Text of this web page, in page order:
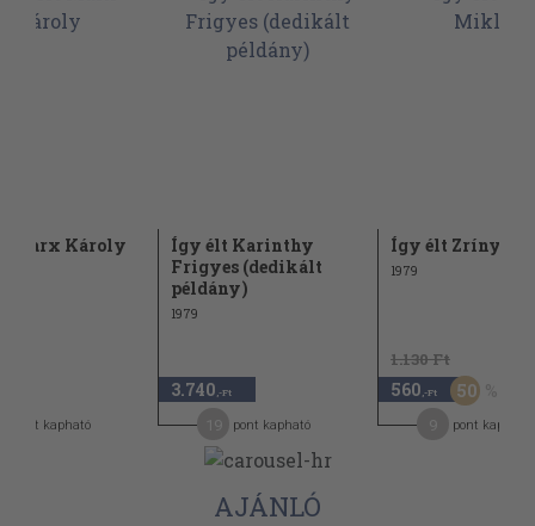
Marx Károly
pont kapható
Így élt Karinthy
Frigyes (dedikált
példány)
1979
3.740 ,-Ft
pont kapható
Így élt Zrínyi
1979
1.130 Ft
560 ,-Ft 50
pont kapható
AJÁNLÓ